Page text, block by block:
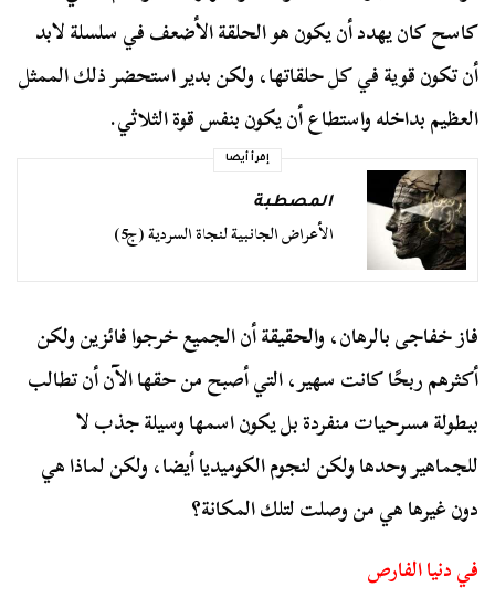
كاسح كان يهدد أن يكون هو الحلقة الأضعف في سلسلة لابد
أن تكون قوية في كل حلقاتها، ولكن بدير استحضر ذلك الممثل
العظيم بداخله واستطاع أن يكون بنفس قوة الثلاثي.
إقرأ أيضا
المصطبة
الأعراض الجانبية لنجاة السردية (ج5)
فاز خفاجى بالرهان، والحقيقة أن الجميع خرجوا فائزين ولكن
أكثرهم ربحًا كانت سهير، التي أصبح من حقها الآن أن تطالب
ببطولة مسرحيات منفردة بل يكون اسمها وسيلة جذب لا
للجماهير وحدها ولكن لنجوم الكوميديا أيضا، ولكن لماذا هي
دون غيرها هي من وصلت لتلك المكانة؟
في دنيا الفارص